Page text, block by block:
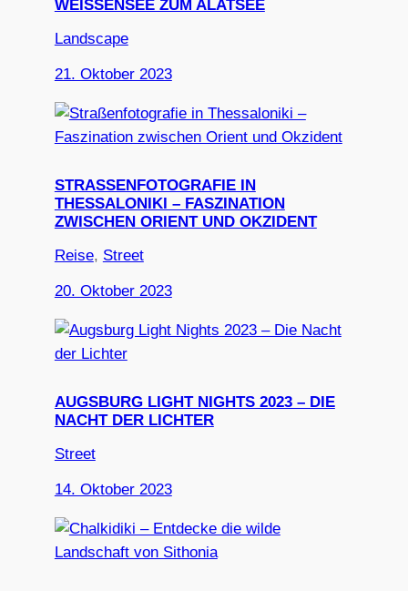
WEISSENSEE ZUM ALATSEE
Landscape
21. Oktober 2023
STRASSENFOTOGRAFIE IN T
HESSALONIKI – FASZINATION Z
WISCHEN ORIENT UND OKZIDENT
Reise, Street
20. Oktober 2023
AUGSBURG LIGHT NIGHTS 2023 – DIE
NACHT DER LICHTER
Street
14. Oktober 2023